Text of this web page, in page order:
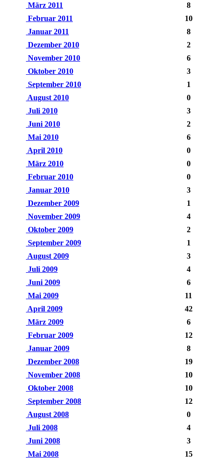
März 2011
8
Februar 2011
10
Januar 2011
8
Dezember 2010
2
November 2010
6
Oktober 2010
3
September 2010
1
August 2010
0
Juli 2010
3
Juni 2010
2
Mai 2010
6
April 2010
0
März 2010
0
Februar 2010
0
Januar 2010
3
Dezember 2009
1
November 2009
4
Oktober 2009
2
September 2009
1
August 2009
3
Juli 2009
4
Juni 2009
6
Mai 2009
11
April 2009
42
März 2009
6
Februar 2009
12
Januar 2009
8
Dezember 2008
19
November 2008
10
Oktober 2008
10
September 2008
12
August 2008
0
Juli 2008
4
Juni 2008
3
Mai 2008
15